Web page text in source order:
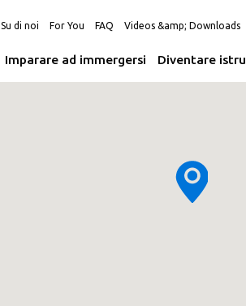
Su di noi For You FAQ Videos &amp; Downloads
Imparare ad immergersi Diventare